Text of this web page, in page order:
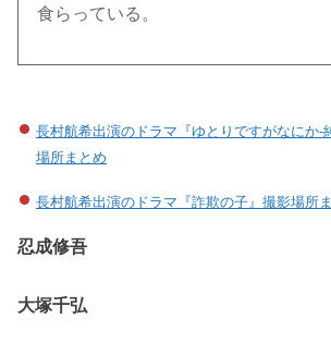
食らっている。
長村航希出演のドラマ『ゆとりですがなにか-
場所まとめ
長村航希出演のドラマ『詐欺の子』撮影場所
忍成修吾
大塚千弘